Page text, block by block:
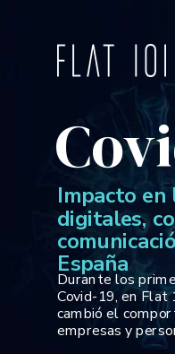
Impacto en
digitales,
España
Durante los
Covid-19, en Flat
cambió el
empresas y